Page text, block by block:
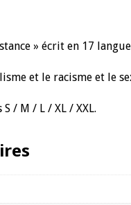
» écrit en 17
et le racisme et le
/ M / L / XL / XXL.